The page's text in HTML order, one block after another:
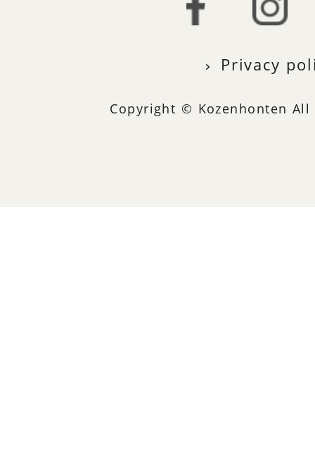
Privacy
Copyright © Kozenhonten All